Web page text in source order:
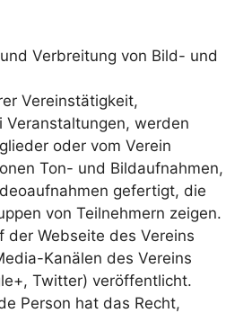
Verbreitung von Bild- und
Vereinstätigkeit,
Veranstaltungen, werden
oder vom Verein
Ton- und Bildaufnahmen,
gefertigt, die
von Teilnehmern zeigen.
der Webseite des Vereins
Kanälen des Vereins
Twitter) veröffentlicht.
Person hat das Recht,